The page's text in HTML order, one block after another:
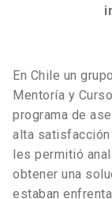
En Chile un
Mentoría y
programa de
alta
les permitió
obtener una
estaban